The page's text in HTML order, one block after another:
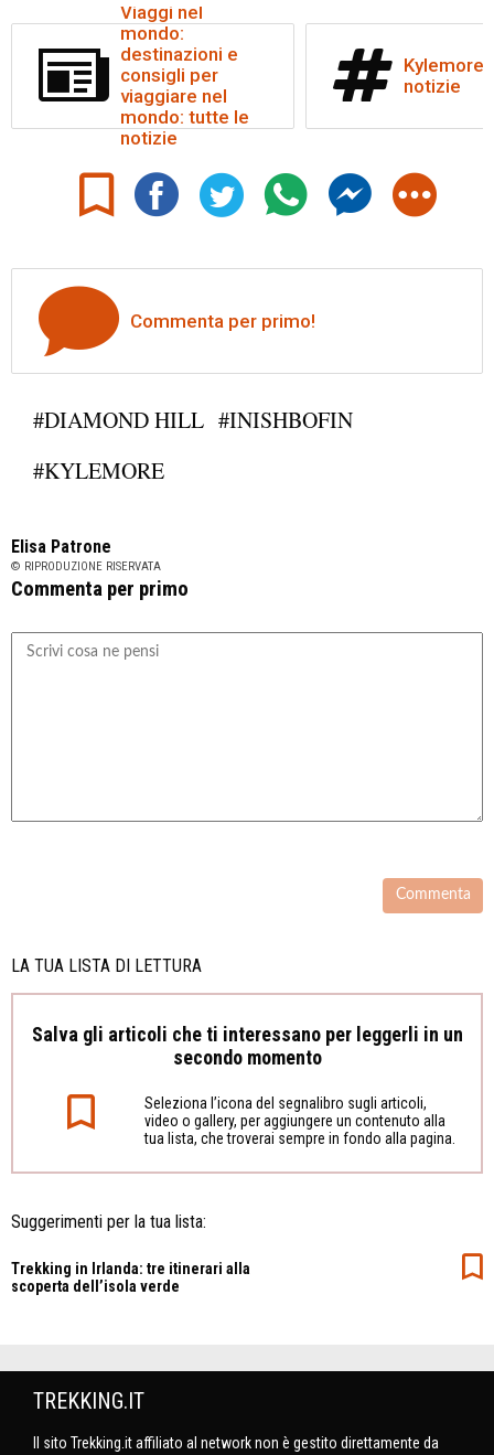
Viaggi nel
mondo:
destinazioni e
consigli per
viaggiare nel
mondo: tutte le
notizie
notizie
Commenta per primo!
#DIAMOND HILL #INISHBOFIN
#KYLEMORE
Elisa Patrone
© RIPRODUZIONE RISERVATA
Commenta per primo
LA TUA LISTA DI LETTURA
Salva gli articoli che ti interessano per leggerli in un
secondo momento
Seleziona l’icona del segnalibro sugli articoli,
video o gallery, per aggiungere un contenuto alla
tua lista, che troverai sempre in fondo alla pagina.
Suggerimenti per la tua lista:
Trekking in Irlanda: tre itinerari alla
scoperta dell’isola verde
TREKKING.IT
Il sito Trekking.it affiliato al network non è gestito direttamente da